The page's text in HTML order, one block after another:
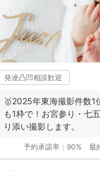
発達凸凹相談歓迎
🥇2025年東海撮影件数1
も1枠で！お宮参り・七
り添い撮影します。
予約承諾率： 90% 最